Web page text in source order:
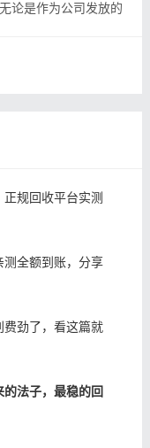
论是作为公司发放的
规回收平台实测
全额到账，分享
费劲了，看这篇就
法子，最稳的回